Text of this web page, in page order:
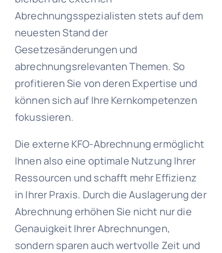
Abrechnungsspezialisten stets auf dem
neuesten Stand der
Gesetzesänderungen und
abrechnungsrelevanten Themen. So
profitieren Sie von deren Expertise und
können sich auf Ihre Kernkompetenzen
fokussieren.
Die externe KFO-Abrechnung ermöglicht
Ihnen also eine optimale Nutzung Ihrer
Ressourcen und schafft mehr Effizienz
in Ihrer Praxis. Durch die Auslagerung der
Abrechnung erhöhen Sie nicht nur die
Genauigkeit Ihrer Abrechnungen,
sondern sparen auch wertvolle Zeit und